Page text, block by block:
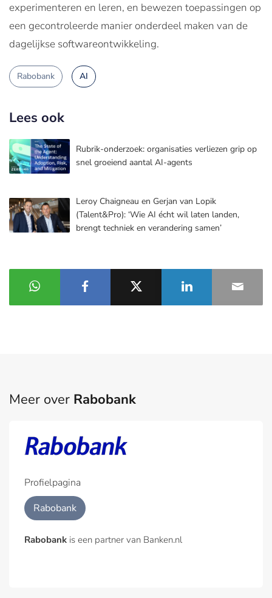
experimenteren en leren, en bewezen toepassingen op
een gecontroleerde manier onderdeel maken van de
dagelijkse softwareontwikkeling.
Rabobank AI
Lees ook
Rubrik-onderzoek: organisaties verliezen grip op
snel groeiend aantal AI-agents
Leroy Chaigneau en Gerjan van Lopik
(Talent&Pro): ‘Wie AI écht wil laten landen,
brengt techniek en verandering samen’
Meer over Rabobank
Profielpagina
Rabobank
Rabobank is een partner van Banken.nl